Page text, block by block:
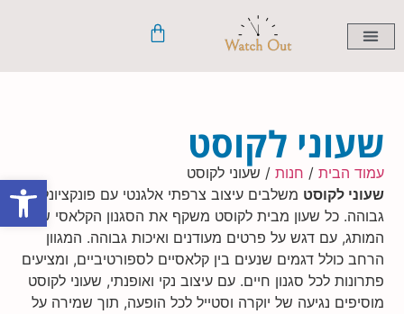
פתח
שעוני לקוסט
עמוד הבית / חנות / שעוני לקוסט
שעוני לקוסט משלבים עיצוב צרפתי אלגנטי עם פונקציונליות
גבוהה. כל שעון מבית לקוסט משקף את הסגנון הקלאסי של
המותג, עם דגש על פרטים מעודנים ואיכות גבוהה. המגוון
הרחב כולל דגמים שנעים בין קלאסיים לספורטיביים, ומציעים
פתרונות לכל סגנון חיים. עם עיצוב נקי ואופנתי, שעוני לקוסט
מוסיפים נגיעה של יוקרה וסטייל לכל הופעה, תוך שמירה על